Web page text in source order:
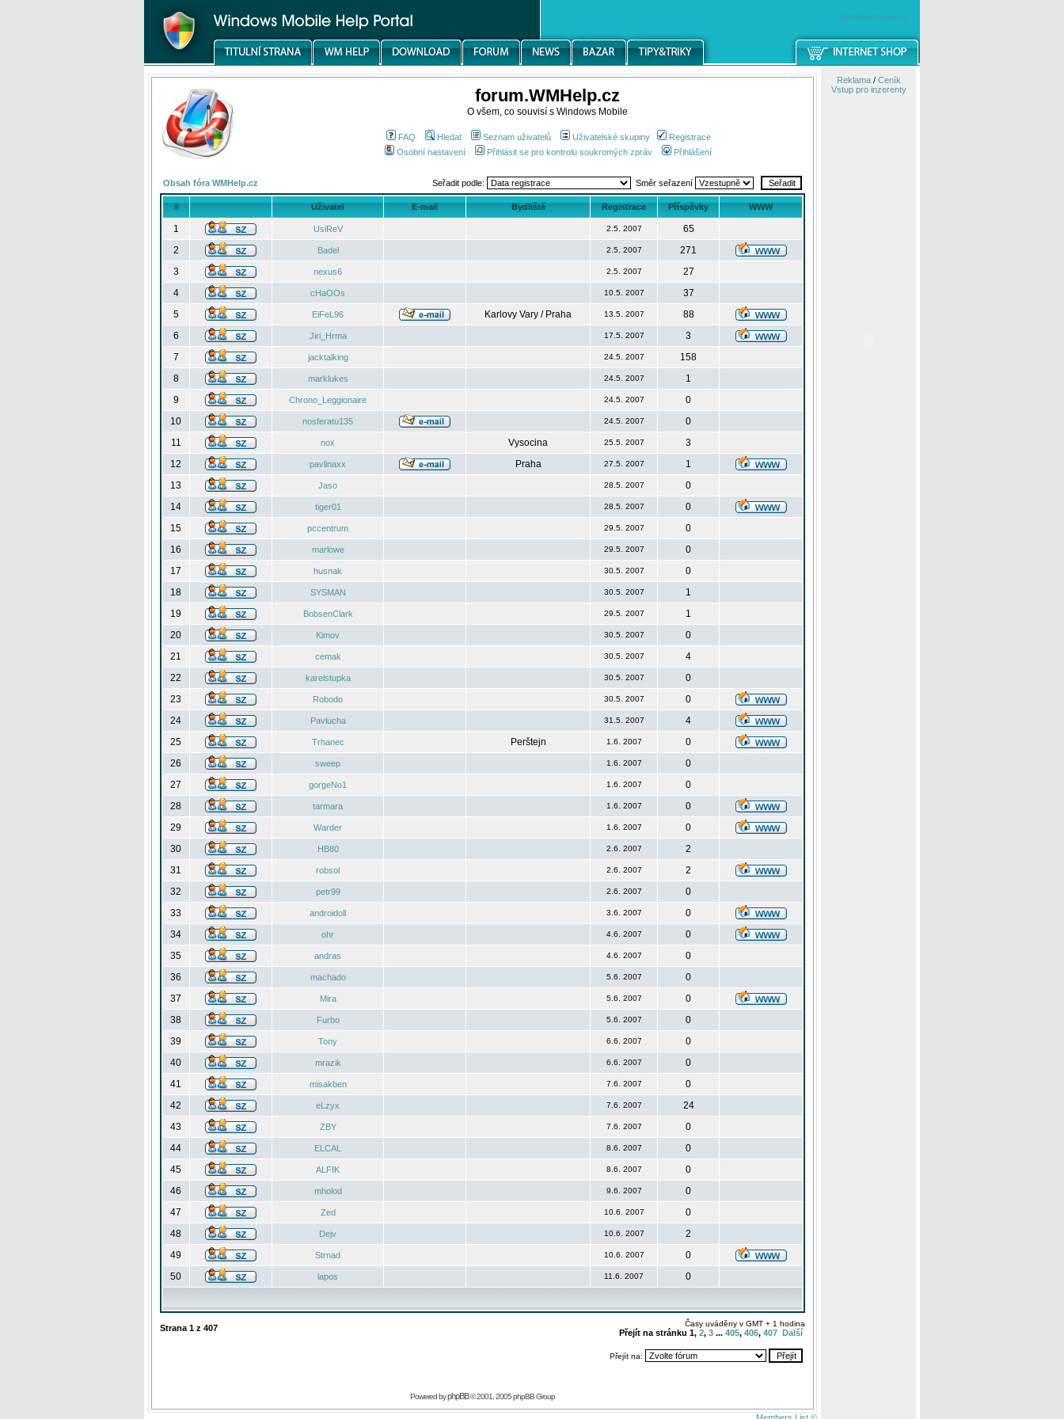
windowsmobile.cz
forum.WMHelp.cz
O všem, co souvisí s Windows Mobile
FAQ Hledat Seznam uživatelů Uživatelské skupiny
Registrace
Osobní nastavení
Přihlásit se pro kontrolu soukromých zpráv Přihlášení
Obsah fóra WMHelp.cz Seřadit podle: Směr seřazení
# Uživatel E-mail Bydliště Registrace Příspěvky WWW
1 UsiReV 2.5. 2007
65
2
Badel 2.5. 2007
271
3
nexus6 2.5. 2007
27
4
cHaOOs 10.5. 2007
37
5
EiFeL96 Karlovy Vary / Praha 13.5. 2007
88
6
Jiri_Hrma 17.5. 2007
3
7
jacktalking 24.5. 2007
158
8
marklukes 24.5. 2007
1
9
Chrono_Leggionaire 24.5. 2007
0
10
nosferatu135 24.5. 2007
0
11
nox Vysocina 25.5. 2007
3
12
pavlinaxx Praha 27.5. 2007
1
13
Jaso 28.5. 2007
0
14
tiger01 28.5. 2007
0
15
pccentrum 29.5. 2007
0
16
marlowe 29.5. 2007
0
17
husnak 30.5. 2007
0
18
SYSMAN 30.5. 2007
1
19
BobsenClark 29.5. 2007
1
20
Kimov 30.5. 2007
0
21
cemak 30.5. 2007
4
22
karelstupka 30.5. 2007
0
23
Robodo 30.5. 2007
0
24
Pavlucha 31.5. 2007
4
25
Trhanec Perštejn 1.6. 2007
0
26
sweep 1.6. 2007
0
27
gorgeNo1 1.6. 2007
0
28
tarmara 1.6. 2007
0
29
Warder 1.6. 2007
0
30
HB80 2.6. 2007
2
31
robsol 2.6. 2007
2
32
petr99 2.6. 2007
0
33
androidoll 3.6. 2007
0
34
ohr 4.6. 2007
0
35
andras 4.6. 2007
0
36
machado 5.6. 2007
0
37
Mira 5.6. 2007
0
38
Furbo 5.6. 2007
0
39
Tony 6.6. 2007
0
40
mrazik 6.6. 2007
0
41
misakben 7.6. 2007
0
42
eLzyx 7.6. 2007
24
43
ZBY 7.6. 2007
0
44
ELCAL 8.6. 2007
0
45
ALFIK 8.6. 2007
0
46
mholod 9.6. 2007
0
47
Zed 10.6. 2007
0
48
Dejv 10.6. 2007
2
49
Strnad 10.6. 2007
0
50
lapos 11.6. 2007 0
Strana 1 z 407 Časy uváděny v GMT + 1 hodina
Přejít na stránku 1, 2, 3 ... 405, 406, 407 Další
Přejít na:
Powered byphpBB© 2001, 2005 phpBB Group
Reklama/ Ceník
Vstup pro inzerenty